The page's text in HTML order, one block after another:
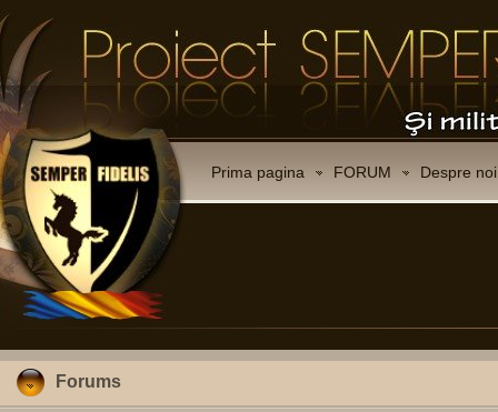
Prima pagina FORUM Despre noi
Forums